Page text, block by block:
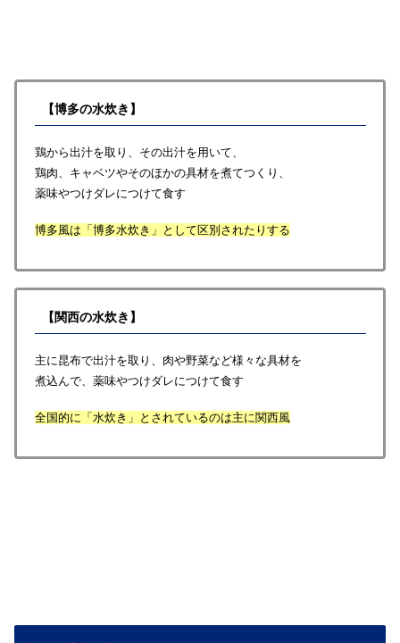
【博多の水炊き】
鶏から出汁を取り、その出汁を用いて、
鶏肉、キャベツやそのほかの具材を煮てつくり、
薬味やつけダレにつけて食す
博多風は「博多水炊き」として区別されたりする
【関西の水炊き】
主に昆布で出汁を取り、肉や野菜など様々な具材を
煮込んで、薬味やつけダレにつけて食す
全国的に「水炊き」とされているのは主に関西風